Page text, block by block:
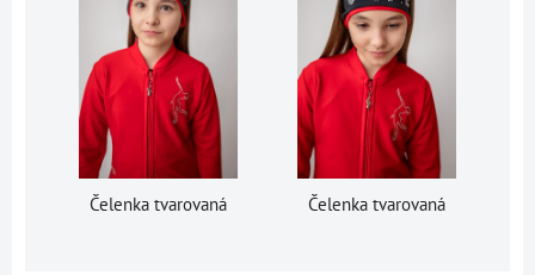
Čelenka tvarovaná Čelenka tvarovaná